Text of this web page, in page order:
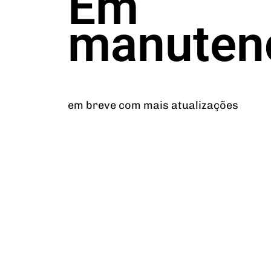
em breve com mais atualizações